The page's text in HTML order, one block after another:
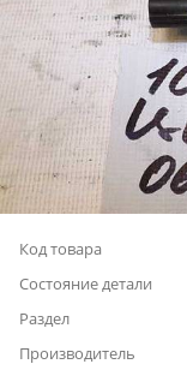
Код товара
Состояние детали
Раздел
Производитель